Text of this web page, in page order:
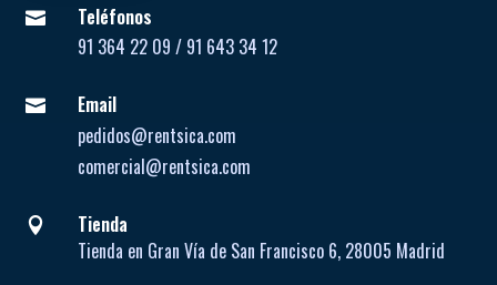

Teléfonos
91 364 22 09 / 91 643 34 12

Email
pedidos@rentsica.com
comercial@rentsica.com

Tienda
Tienda en Gran Vía de San Francisco 6, 28005 Madrid